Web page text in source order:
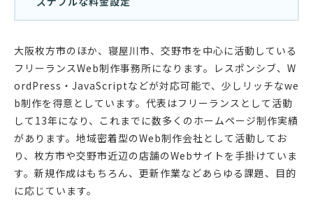
大阪枚方市のほか、寝屋川市、交野市を中心に活動している
フリーランスWeb制作事務所になります。レスポンシブ、W
ordPress・JavaScriptなどが対応可能で、少しリッチなwe
b制作を得意としています。代表はフリーランスとして活動
して13年になり、これまでに数多くのホームページ制作実績
があります。地域密着型のWeb制作会社として活動してお
り、枚方市や交野市近辺の店舗のWebサイトを手掛けていま
す。新規作成はもちろん、更新作業などあらゆる課題、目的
に応じています。